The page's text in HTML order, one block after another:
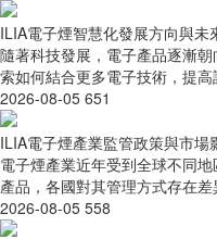
ILIA電子煙智慧化發展方向與未
隨著科技發展，電子產品逐漸
索如何結合更多電子技術，提
2026-08-05 651
ILIA電子煙產業監管政策與市場
電子煙產業近年受到全球不同
產品，各國對其管理方式存在
2026-08-05 558